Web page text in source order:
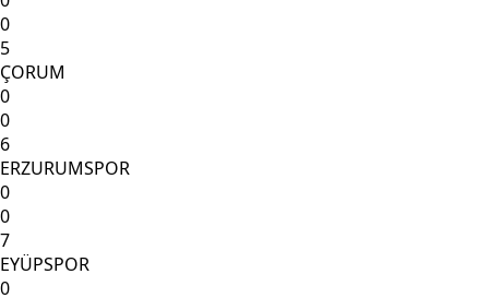
0
5
ÇORUM
0
0
6
ERZURUMSPOR
0
0
7
EYÜPSPOR
0